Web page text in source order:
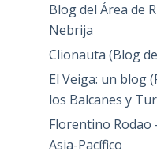
Blog del Área de
Nebrija
Clionauta (Blog
El Veiga: un blog
los Balcanes y
Florentino Rodao
Asia-Pacífico